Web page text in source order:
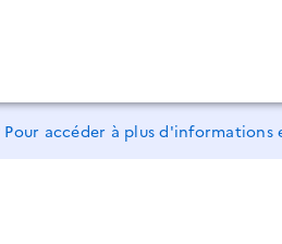
Pour accéder à plus d'informations